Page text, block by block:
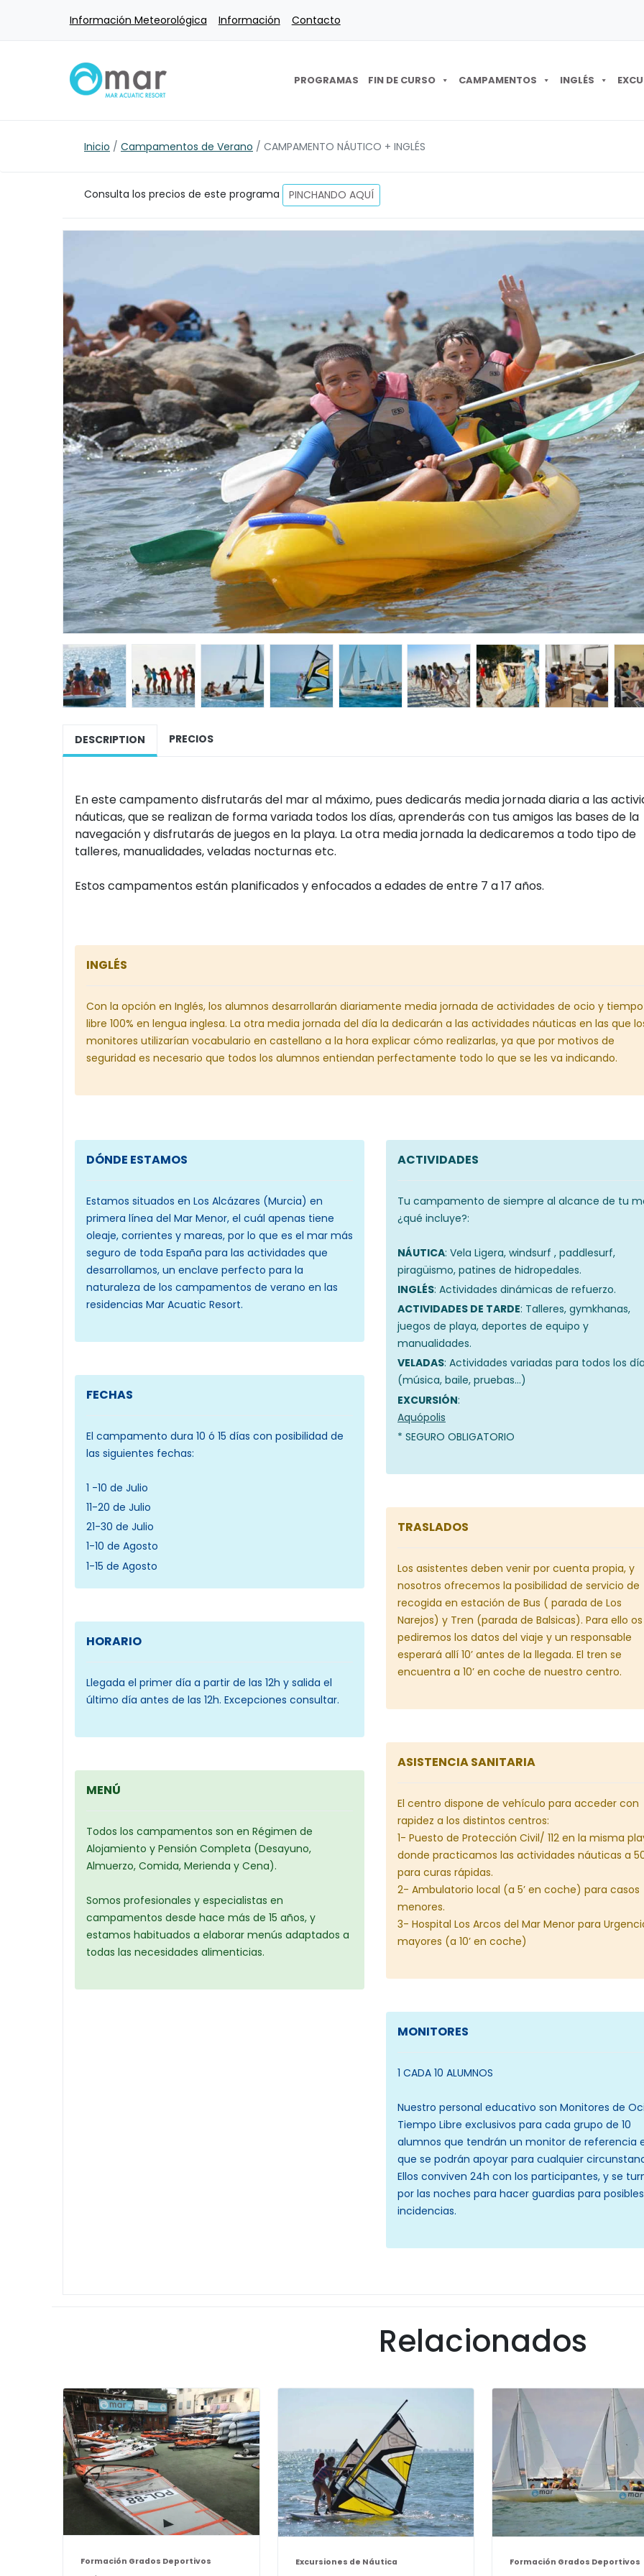
Información Meteorológica Información Contacto
PROGRAMAS FIN DE CURSO CAMPAMENTOS INGLÉS
Inicio / Campamentos de Verano / CAMPAMENTO NÁUTICO + INGLÉS
Consulta los precios de este programa PINCHANDO AQUÍ
DESCRIPTION PRECIOS
En este campamento disfrutarás del mar al máximo, pues dedicarás media jornada diaria a las
náuticas, que se realizan de forma variada todos los días, aprenderás con tus amigos las bases de la
navegación y disfrutarás de juegos en la playa. La otra media jornada la dedicaremos a todo tipo de
talleres, manualidades, veladas nocturnas etc.
Estos campamentos están planificados y enfocados a edades de entre 7 a 17 años.
INGLÉS
Con la opción en Inglés, los alumnos desarrollarán diariamente media jornada de actividades de ocio y tiempo
libre 100% en lengua inglesa. La otra media jornada del día la dedicarán a las actividades náuticas en las que
monitores utilizarían vocabulario en castellano a la hora explicar cómo realizarlas, ya que por motivos de
seguridad es necesario que todos los alumnos entiendan perfectamente todo lo que se les va indicando.
DÓNDE ESTAMOS
Estamos situados en Los Alcázares (Murcia) en
primera línea del Mar Menor, el cuál apenas tiene
oleaje, corrientes y mareas, por lo que es el mar más
seguro de toda España para las actividades que
desarrollamos, un enclave perfecto para la
naturaleza de los campamentos de verano en las
residencias Mar Acuatic Resort.
FECHAS
El campamento dura 10 ó 15 días con posibilidad de
las siguientes fechas:
1 -10 de Julio
11-20 de Julio
21-30 de Julio
1-10 de Agosto
1-15 de Agosto
HORARIO
Llegada el primer día a partir de las 12h y salida el
último día antes de las 12h. Excepciones consultar.
MENÚ
Todos los campamentos son en Régimen de
Alojamiento y Pensión Completa (Desayuno,
Almuerzo, Comida, Merienda y Cena).
Somos profesionales y especialistas en
campamentos desde hace más de 15 años, y
estamos habituados a elaborar menús adaptados a
todas las necesidades alimenticias.
ACTIVIDADES
Tu campamento de siempre al alcance de tu
¿qué incluye?:
NÁUTICA: Vela Ligera, windsurf , paddlesurf,
piragüismo, patines de hidropedales.
INGLÉS: Actividades dinámicas de refuerzo.
ACTIVIDADES DE TARDE: Talleres, gymkhanas,
juegos de playa, deportes de equipo y
manualidades.
VELADAS: Actividades variadas para todos los
(música, baile, pruebas…)
EXCURSIÓN:
Aquópolis
* SEGURO OBLIGATORIO
TRASLADOS
Los asistentes deben venir por cuenta propia, y
nosotros ofrecemos la posibilidad de servicio de
recogida en estación de Bus ( parada de Los
Narejos) y Tren (parada de Balsicas). Para ello os
pediremos los datos del viaje y un responsable
esperará allí 10’ antes de la llegada. El tren se
encuentra a 10’ en coche de nuestro centro.
ASISTENCIA SANITARIA
El centro dispone de vehículo para acceder con
rapidez a los distintos centros:
1- Puesto de Protección Civil/ 112 en la misma
donde practicamos las actividades náuticas a
para curas rápidas.
2- Ambulatorio local (a 5’ en coche) para casos
menores.
3- Hospital Los Arcos del Mar Menor para
mayores (a 10’ en coche)
MONITORES
1 CADA 10 ALUMNOS
Nuestro personal educativo son Monitores de
Tiempo Libre exclusivos para cada grupo de 10
alumnos que tendrán un monitor de referencia
que se podrán apoyar para cualquier
Ellos conviven 24h con los participantes, y se
por las noches para hacer guardias para posibles
incidencias.
Relacionados
Formación Grados Deportivos Excursiones de Náutica Formación Grados Deportivos